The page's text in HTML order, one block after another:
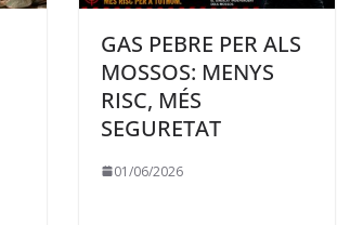
GAS PEBRE PER ALS
MOSSOS: MENYS
RISC, MÉS
SEGURETAT
01/06/2026